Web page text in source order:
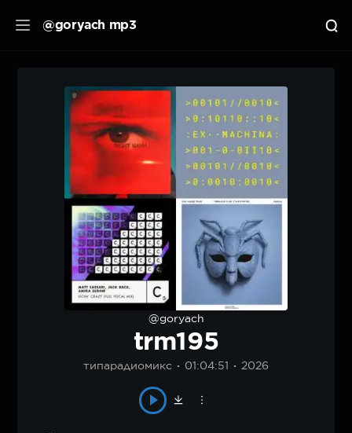
@goryach mp3
@goryach
trm195
типарадиомикс 01:04:51 2026